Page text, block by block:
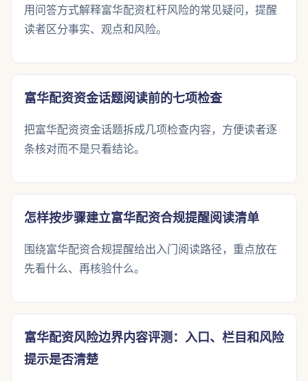
用问答方式解释富华配资杠杆风险的常见疑问，提醒
读者区分事实、观点和风险。
富华配资资金话题阅读前的七项检查
把富华配资资金话题拆成几项检查内容，方便读者逐
条核对而不是只看结论。
怎样按步骤建立富华配资合规提醒阅读清单
围绕富华配资合规提醒给出入门阅读路径，重点放在
先看什么、再核验什么。
富华配资风险边界内容评测：入口、栏目和风险
提示是否清楚